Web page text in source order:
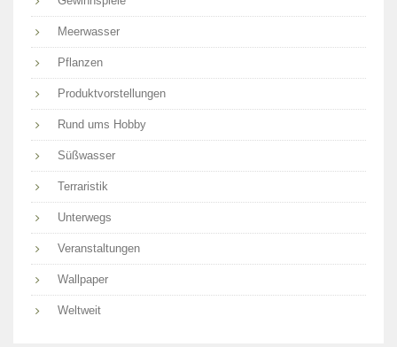
Meerwasser
Pflanzen
Produktvorstellungen
Rund ums Hobby
Süßwasser
Terraristik
Unterwegs
Veranstaltungen
Wallpaper
Weltweit